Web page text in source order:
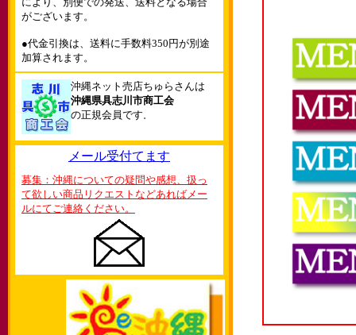
がございます。
●代金引換は、送料に手数料350円が別途
加算されます。
沖縄ネット売店ちゅらさんは
沖縄県具志川市商工会
の正規会員です。
メール受付てます
募集：沖縄についての疑問や感想、扱っ
て欲しい商品リクエストなどあればメー
ルにてご連絡ください。